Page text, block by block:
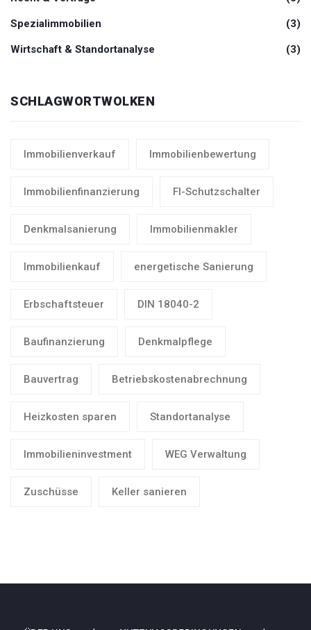
Spezialimmobilien (3)
Wirtschaft & Standortanalyse (3)
SCHLAGWORTWOLKEN
Immobilienverkauf Immobilienbewertung
Immobilienfinanzierung FI-Schutzschalter
Denkmalsanierung Immobilienmakler
Immobilienkauf energetische Sanierung
Erbschaftsteuer DIN 18040-2
Baufinanzierung Denkmalpflege
Bauvertrag Betriebskostenabrechnung
Heizkosten sparen Standortanalyse
Immobilieninvestment WEG Verwaltung
Zuschüsse Keller sanieren